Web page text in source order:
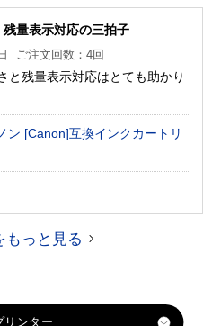
量表示対応の三拍子
ご注文回数：4回
と残量表示対応はとても助かり
ン [Canon]互換インクカートリ
もっと見る